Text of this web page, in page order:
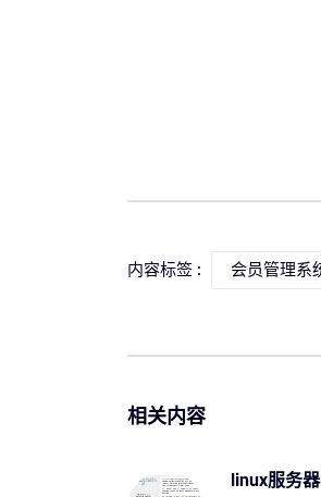
内容标签 : 会员管理系
相关内容
linux服务